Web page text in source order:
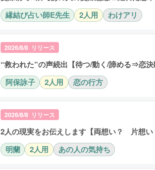
縁結び占い師E先生
2人用 わけアリ
2026/8/8 リリース
“救われた”の声続出【待つ/動く/諦める⇒恋
阿保詠子
2人用 恋の行方
2026/8/8 リリース
2人の現実をお伝えします【両想い？ 片想い
明蘭
2人用 あの人の気持ち